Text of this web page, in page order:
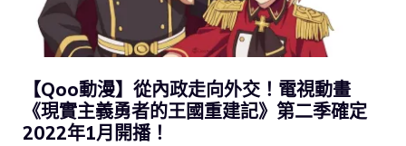
【Qoo動漫】從內政走向外交！電視動畫
《現實主義勇者的王國重建記》第二季確定
2022年1月開播！